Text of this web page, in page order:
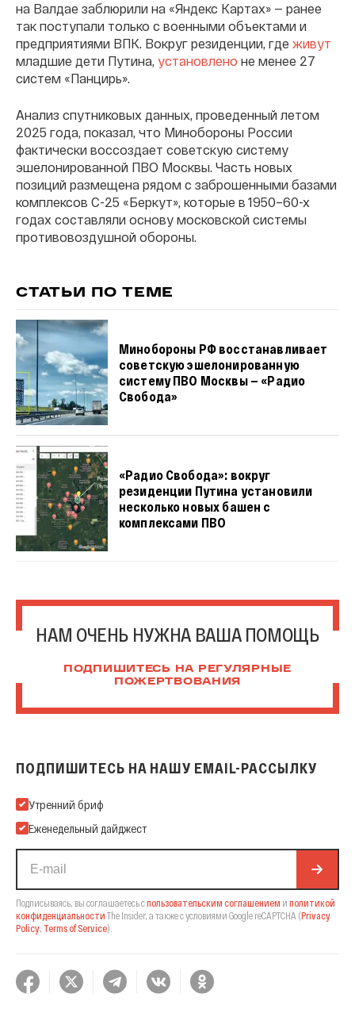
на Валдае заблюрили на «Яндекс Картах» — ранее
так поступали только с военными объектами и
предприятиями ВПК. Вокруг резиденции, где живут
младшие дети Путина, установлено не менее 27
систем «Панцирь».
Анализ спутниковых данных, проведенный летом
2025 года, показал, что Минобороны России
фактически воссоздает советскую систему
эшелонированной ПВО Москвы. Часть новых
позиций размещена рядом с заброшенными базами
комплексов С-25 «Беркут», которые в 1950–60-х
годах составляли основу московской системы
противовоздушной обороны.
СТАТЬИ ПО ТЕМЕ
Минобороны РФ восстанавливает
советскую эшелонированную
систему ПВО Москвы — «Радио
Свобода»
«Радио Свобода»: вокруг
резиденции Путина установили
несколько новых башен с
комплексами ПВО
НАМ ОЧЕНЬ НУЖНА ВАША ПОМОЩЬ
ПОДПИШИТЕСЬ НА РЕГУЛЯРНЫЕ
ПОЖЕРТВОВАНИЯ
ПОДПИШИТЕСЬ НА НАШУ EMAIL-РАССЫЛКУ
Подпишитесь на нашу Email-рассылку
Утренний бриф
Еженедельный дайджест
Подписываясь, вы соглашаетесь спользовательским соглашением и политикой
конфиденциальности The Insider, а также с условиями Google reCAPTCHA (Privacy
Policy, Terms of Service).